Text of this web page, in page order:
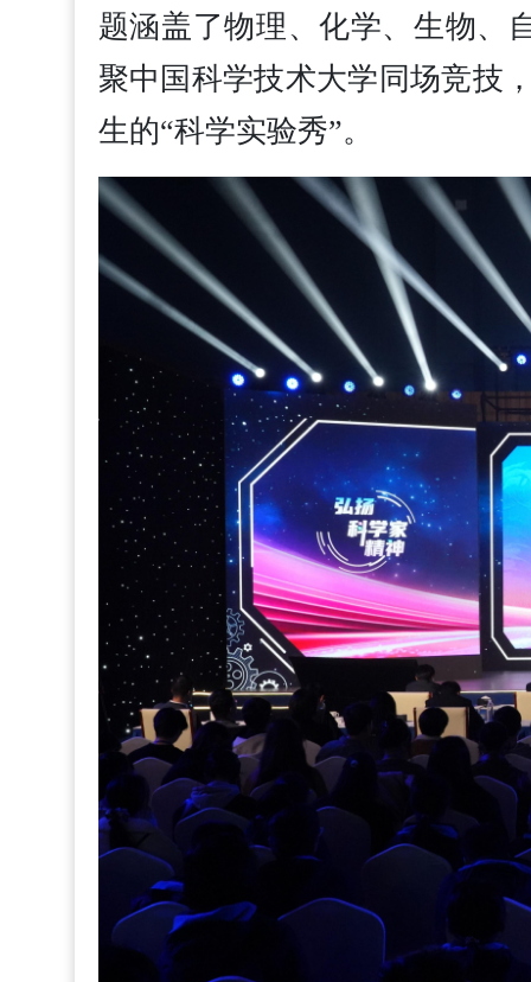
题涵盖了物理、化学、生物、
聚中国科学技术大学同场竞技
生的“科学实验秀”。